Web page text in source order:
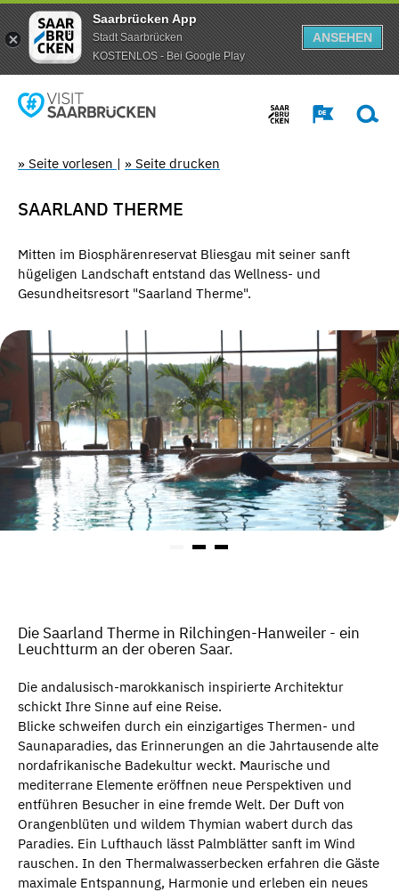
Saarbrücken App
Stadt Saarbrücken
KOSTENLOS - Bei Google Play
ANSEHEN
» Seite vorlesen | » Seite drucken
SAARLAND THERME
Mitten im Biosphärenreservat Bliesgau mit seiner sanft
hügeligen Landschaft entstand das Wellness- und
Gesundheitsresort "Saarland Therme".
Die Saarland Therme in Rilchingen-Hanweiler - ein
Leuchtturm an der oberen Saar.
Die andalusisch-marokkanisch inspirierte Architektur
schickt Ihre Sinne auf eine Reise.
Blicke schweifen durch ein einzigartiges Thermen- und
Saunaparadies, das Erinnerungen an die Jahrtausende alte
nordafrikanische Badekultur weckt. Maurische und
mediterrane Elemente eröffnen neue Perspektiven und
entführen Besucher in eine fremde Welt. Der Duft von
Orangenblüten und wildem Thymian wabert durch das
Paradies. Ein Lufthauch lässt Palmblätter sanft im Wind
rauschen. In den Thermalwasserbecken erfahren die Gäste
maximale Entspannung, Harmonie und erleben ein neues